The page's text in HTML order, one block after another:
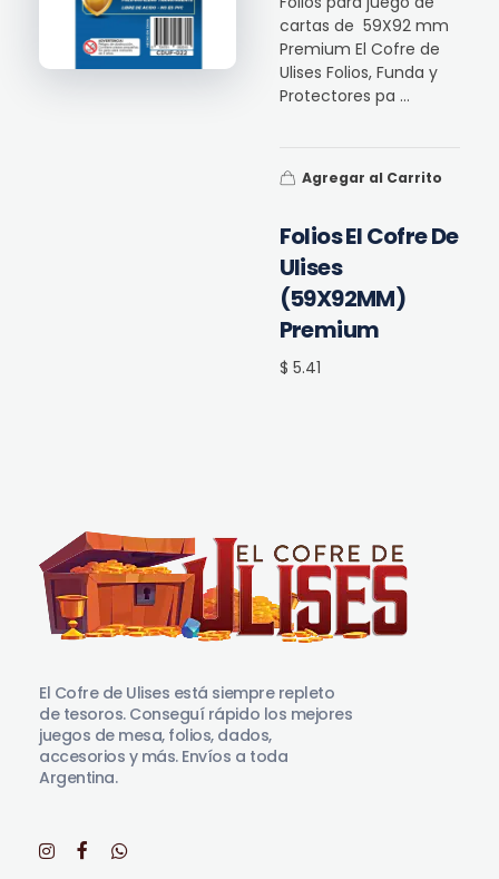
Folios El Cofre De
Ulises
(59X92MM)
Premium
$ 5.41
cartas de 59X92 mm
Premium El Cofre de
Ulises Folios, Funda y
Protectores pa ...
Agregar al Carrito
El Cofre de Ulises está siempre repleto
de tesoros. Conseguí rápido los mejores
juegos de mesa, folios, dados,
accesorios y más. Envíos a toda
Argentina.